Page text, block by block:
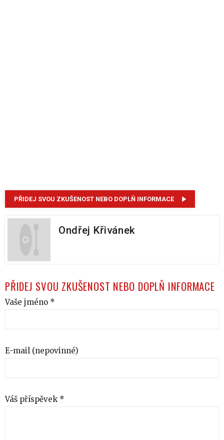
PŘIDEJ SVOU ZKUŠENOST NEBO DOPLŇ INFORMACE
Ondřej Křivánek
PŘIDEJ SVOU ZKUŠENOST NEBO DOPLŇ INFORMACE
Vaše jméno *
E-mail (nepovinné)
Váš příspěvek *